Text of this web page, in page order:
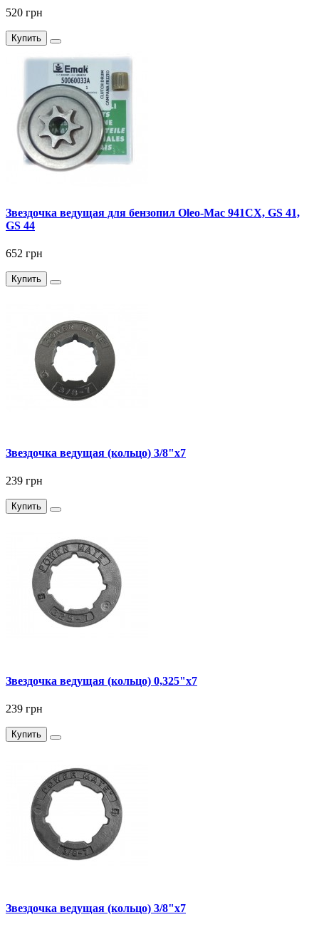
520 грн
Купить
Звездочка ведущая для бензопил Oleo-Mac 941CX, GS 41,
GS 44
652 грн
Купить
Звездочка ведущая (кольцо) 3/8"x7
239 грн
Купить
Звездочка ведущая (кольцо) 0,325"x7
239 грн
Купить
Звездочка ведущая (кольцо) 3/8"x7